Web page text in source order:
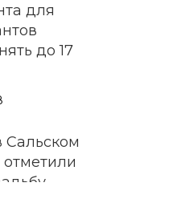
для
до 17
Сальском